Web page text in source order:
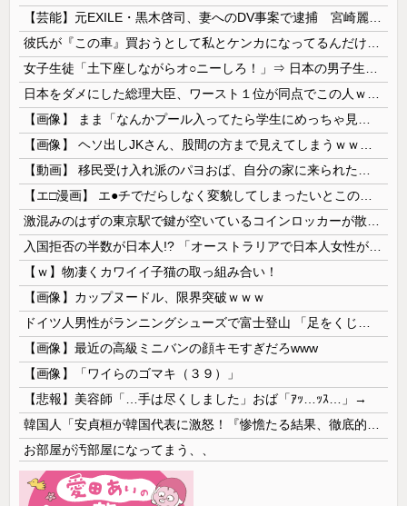
【ｗ】物凄くカワイイ子猫の取っ組み合い！
【画像】カップヌードル、限界突破ｗｗｗ
【画像】最近の高級ミニバンの顔キモすぎだろwww
【画像】「ワイらのゴマキ（３９）」
【悲報】美容師「…手は尽くしました」おば「ｱｯ…ｯｽ…」→
お部屋が汚部屋になってまう、、